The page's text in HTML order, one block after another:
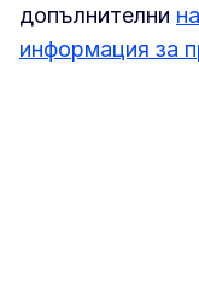
допълнителни
информация за